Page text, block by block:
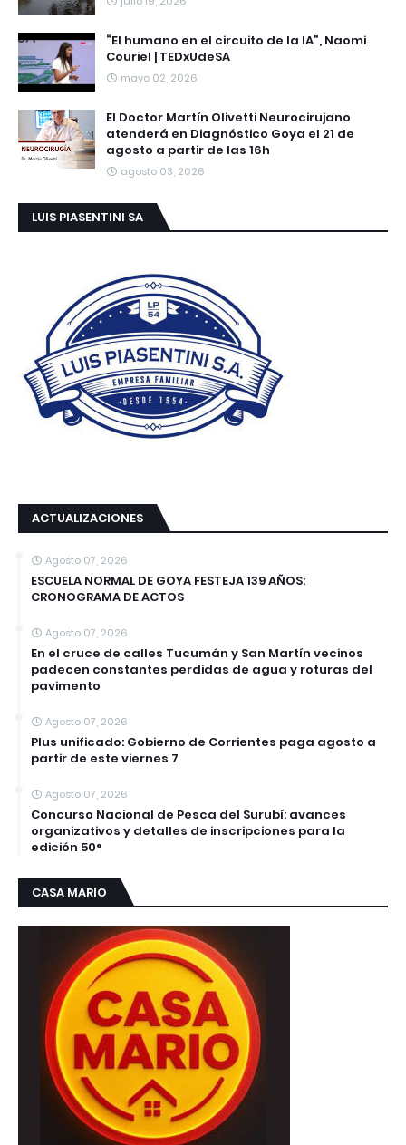
“El humano en el circuito de la IA”, Naomi
Couriel | TEDxUdeSA
mayo 02, 2026
El Doctor Martín Olivetti Neurocirujano
atenderá en Diagnóstico Goya el 21 de
agosto a partir de las 16h
agosto 03, 2026
LUIS PIASENTINI SA
ACTUALIZACIONES
Agosto 07, 2026
ESCUELA NORMAL DE GOYA FESTEJA 139 AÑOS:
CRONOGRAMA DE ACTOS
Agosto 07, 2026
En el cruce de calles Tucumán y San Martín vecinos
padecen constantes perdidas de agua y roturas del
pavimento
Agosto 07, 2026
Plus unificado: Gobierno de Corrientes paga agosto a
partir de este viernes 7
Agosto 07, 2026
Concurso Nacional de Pesca del Surubí: avances
organizativos y detalles de inscripciones para la
edición 50°
CASA MARIO